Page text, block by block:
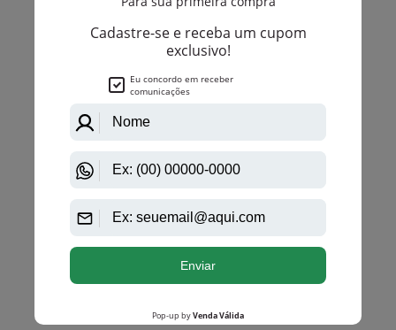
Yves Saint Laurent
Parisienne De Yves Saint Laurent Eau De Parfum
ESGOTADO
anterior 1 próximo